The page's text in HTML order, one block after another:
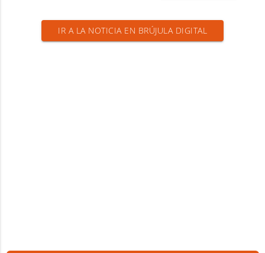
IR A LA NOTICIA EN BRÚJULA DIGITAL